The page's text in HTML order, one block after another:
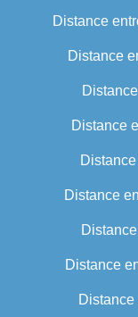
Distance
Distance
Distance
Distance
Distance
Distance